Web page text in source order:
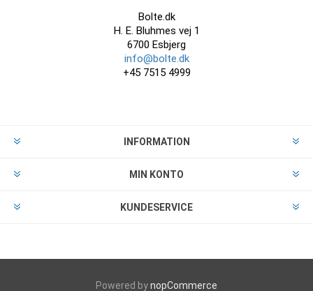
Bolte.dk
H. E. Bluhmes vej 1
6700 Esbjerg
info@bolte.dk
+45 7515 4999
INFORMATION
MIN KONTO
KUNDESERVICE
Powered bynopCommerce